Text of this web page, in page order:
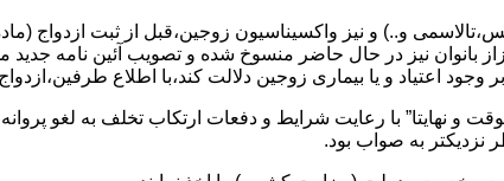
بانوان نیز در حال حاضر منسوخ شده و تصویب آئین نامه
اعتیاد و یا بیماری زوجین دلالت کند،با اطلاع طرفین،ازدواج
و نهایتا” با رعایت شرایط و دفعات ارتکاب تخلف به لغو
نزدیکتر به صواب بود.